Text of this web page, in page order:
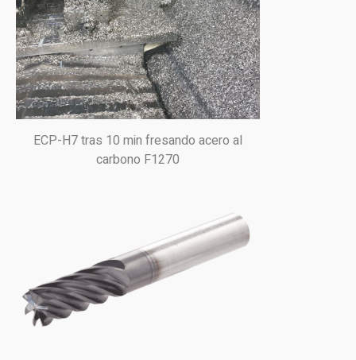
ECP-H7 tras 10 min fresando acero al
carbono F1270